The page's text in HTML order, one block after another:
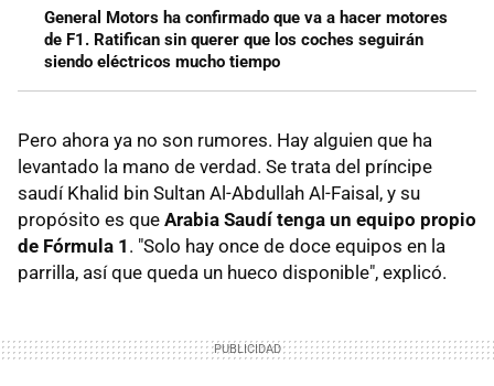
General Motors ha confirmado que va a hacer motores
de F1. Ratifican sin querer que los coches seguirán
siendo eléctricos mucho tiempo
Pero ahora ya no son rumores. Hay alguien que ha
levantado la mano de verdad. Se trata del príncipe
saudí Khalid bin Sultan Al-Abdullah Al-Faisal, y su
propósito es que Arabia Saudí tenga un equipo propio
de Fórmula 1 . "Solo hay once de doce equipos en la
parrilla, así que queda un hueco disponible", explicó.